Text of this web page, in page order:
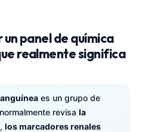
un panel de química
realmente significa
es un grupo de
revisa la
, los marcadores renales